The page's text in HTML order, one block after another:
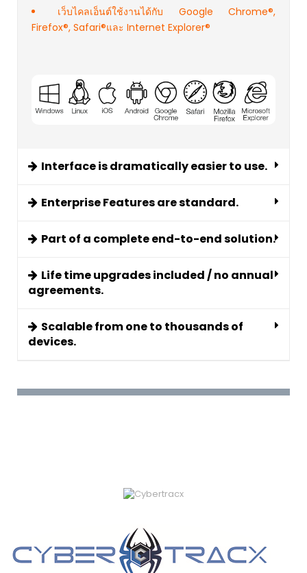
เว็บไคลเอ็นต์ใช้งานได้กับ Google Chrome®,
Firefox®, Safari®และ Internet Explorer®
Interface is dramatically easier to use.
Enterprise Features are standard.
Part of a complete end-to-end solution.
Life time upgrades included / no annual
agreements.
Scalable from one to thousands of
devices.